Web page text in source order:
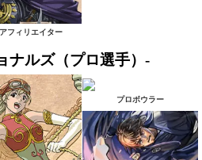
フィリエイター
ナルズ（プロ選手）-
プロボウラー